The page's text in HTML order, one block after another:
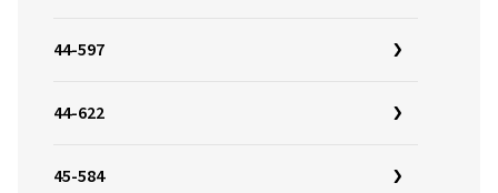
44-597
44-622
45-584